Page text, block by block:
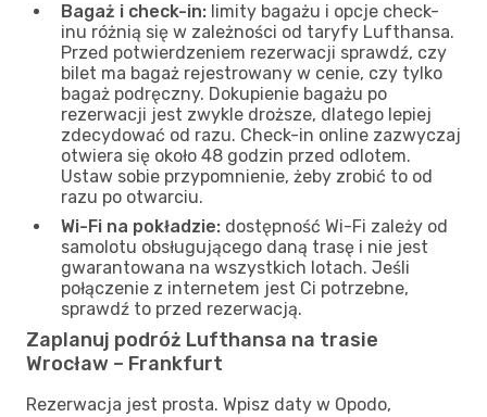
Bagaż i check-in: limity bagażu i opcje check-
inu różnią się w zależności od taryfy Lufthansa.
Przed potwierdzeniem rezerwacji sprawdź, czy
bilet ma bagaż rejestrowany w cenie, czy tylko
bagaż podręczny. Dokupienie bagażu po
rezerwacji jest zwykle droższe, dlatego lepiej
zdecydować od razu. Check-in online zazwyczaj
otwiera się około 48 godzin przed odlotem.
Ustaw sobie przypomnienie, żeby zrobić to od
razu po otwarciu.
Wi-Fi na pokładzie: dostępność Wi-Fi zależy od
samolotu obsługującego daną trasę i nie jest
gwarantowana na wszystkich lotach. Jeśli
połączenie z internetem jest Ci potrzebne,
sprawdź to przed rezerwacją.
Zaplanuj podróż Lufthansa na trasie
Wrocław – Frankfurt
Rezerwacja jest prosta. Wpisz daty w Opodo,